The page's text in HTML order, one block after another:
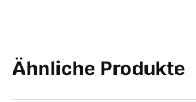
Ähnliche Produkte